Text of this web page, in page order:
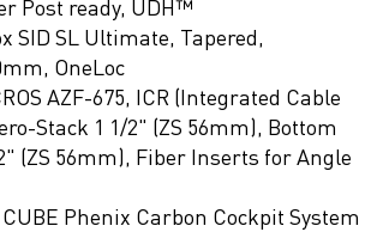
Post ready, UDH™
SID SL Ultimate, Tapered,
OneLoc
AZF-675, ICR (Integrated Cable
Stack 1 1/2" (ZS 56mm), Bottom
(ZS 56mm), Fiber Inserts for Angle
CUBE Phenix Carbon Cockpit System